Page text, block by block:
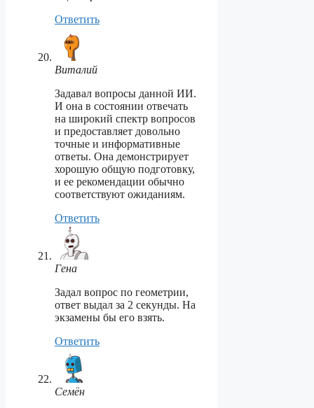
Ответить
Виталий
Задавал вопросы данной ИИ.
И она в состоянии отвечать
на широкий спектр вопросов
и предоставляет довольно
точные и информативные
ответы. Она демонстрирует
хорошую общую подготовку,
и ее рекомендации обычно
соответствуют ожиданиям.
Ответить
Гена
Задал вопрос по геометрии,
ответ выдал за 2 секунды. На
экзамены бы его взять.
Ответить
Семён